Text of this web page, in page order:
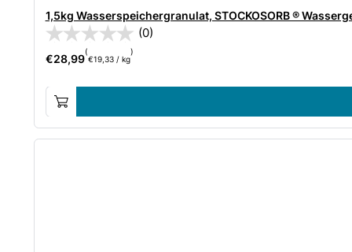
1,5kg Wasserspeichergranulat, STOCKOSORB ®
(0)
€28,99
(
€19,33/ kg
)